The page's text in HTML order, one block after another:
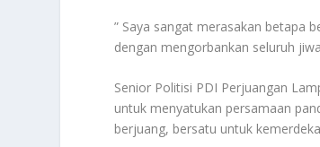
” Saya sangat merasakan betapa
dengan mengorbankan seluruh
Senior Politisi PDI Perjuangan
untuk menyatukan persamaan
berjuang, bersatu untuk